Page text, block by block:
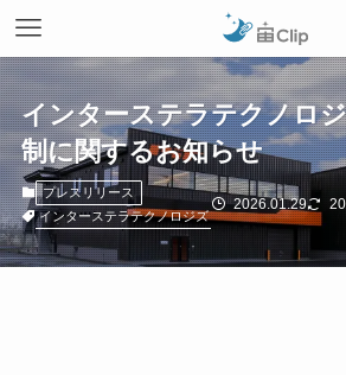
インターステラテクノロ
制に関するお知らせ
プレスリリース
インターステラテクノロジズ
2026.01.29